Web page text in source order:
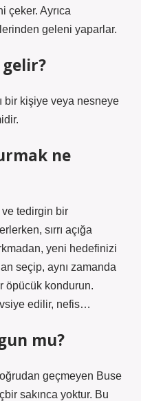
çeker. Ayrıca
geleni yaparlar.
bir kişiye veya nesneye
ne
tedirgin bir
sırrı açığa
yeni hedefinizi
seçip, aynı zamanda
öpücük kondurun.
edilir, nefis…
mu?
geçmeyen Buse
sakınca yoktur. Bu